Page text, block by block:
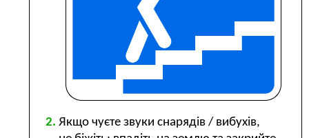
Якщо чуєте звуки снарядів / вибухів,